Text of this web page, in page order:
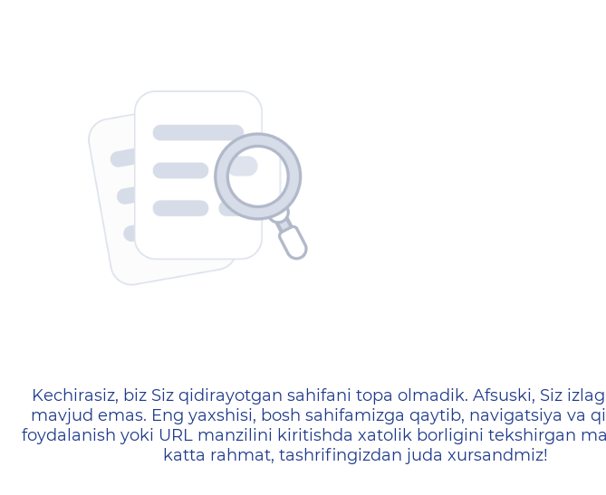
404 — Страница не найдена
Kechirasiz, biz Siz qidirayotgan sahifani topa olmadik. Afsuski, Siz
mavjud emas. Eng yaxshisi, bosh sahifamizga qaytib, navigatsiya va
foydalanish yoki URL manzilini kiritishda xatolik borligini tekshirgan
katta rahmat, tashrifingizdan juda xursandmiz!